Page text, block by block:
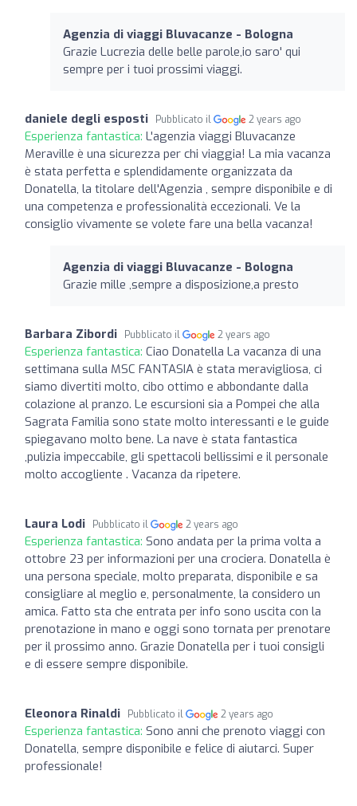
Agenzia di viaggi Bluvacanze - Bologna
Grazie Lucrezia delle belle parole,io saro' qui
sempre per i tuoi prossimi viaggi.
daniele degli esposti Pubblicato il 2 years ago
Esperienza fantastica: L'agenzia viaggi Bluvacanze
Meraville è una sicurezza per chi viaggia! La mia vacanza
è stata perfetta e splendidamente organizzata da
Donatella, la titolare dell'Agenzia , sempre disponibile e di
una competenza e professionalità eccezionali. Ve la
consiglio vivamente se volete fare una bella vacanza!
Agenzia di viaggi Bluvacanze - Bologna
Grazie mille ,sempre a disposizione,a presto
Barbara Zibordi Pubblicato il 2 years ago
Esperienza fantastica: Ciao Donatella La vacanza di una
settimana sulla MSC FANTASIA è stata meravigliosa, ci
siamo divertiti molto, cibo ottimo e abbondante dalla
colazione al pranzo. Le escursioni sia a Pompei che alla
Sagrata Familia sono state molto interessanti e le guide
spiegavano molto bene. La nave è stata fantastica
,pulizia impeccabile, gli spettacoli bellissimi e il personale
molto accogliente . Vacanza da ripetere.
Laura Lodi Pubblicato il 2 years ago
Esperienza fantastica: Sono andata per la prima volta a
ottobre 23 per informazioni per una crociera. Donatella è
una persona speciale, molto preparata, disponibile e sa
consigliare al meglio e, personalmente, la considero un
amica. Fatto sta che entrata per info sono uscita con la
prenotazione in mano e oggi sono tornata per prenotare
per il prossimo anno. Grazie Donatella per i tuoi consigli
e di essere sempre disponibile.
Eleonora Rinaldi Pubblicato il 2 years ago
Esperienza fantastica: Sono anni che prenoto viaggi con
Donatella, sempre disponibile e felice di aiutarci. Super
professionale!